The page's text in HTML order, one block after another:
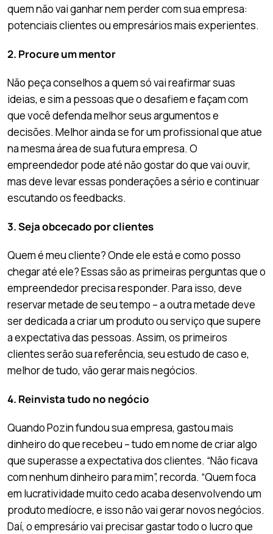
quem não vai ganhar nem perder com sua empresa:
potenciais clientes ou empresários mais experientes.
2. Procure um mentor
Não peça conselhos a quem só vai reafirmar suas
ideias, e sim a pessoas que o desafiem e façam com
que você defenda melhor seus argumentos e
decisões. Melhor ainda se for um profissional que atue
na mesma área de sua futura empresa. O
empreendedor pode até não gostar do que vai ouvir,
mas deve levar essas ponderações a sério e continuar
escutando os feedbacks.
3. Seja obcecado por clientes
Quem é meu cliente? Onde ele está e como posso
chegar até ele? Essas são as primeiras perguntas que o
empreendedor precisa responder. Para isso, deve
reservar metade de seu tempo – a outra metade deve
ser dedicada a criar um produto ou serviço que supere
a expectativa das pessoas. Assim, os primeiros
clientes serão sua referência, seu estudo de caso e,
melhor de tudo, vão gerar mais negócios.
4. Reinvista tudo no negócio
Quando Pozin fundou sua empresa, gastou mais
dinheiro do que recebeu – tudo em nome de criar algo
que superasse a expectativa dos clientes. “Não ficava
com nenhum dinheiro para mim”, recorda. “Quem foca
em lucratividade muito cedo acaba desenvolvendo um
produto medíocre, e isso não vai gerar novos negócios.
Daí, o empresário vai precisar gastar todo o lucro que